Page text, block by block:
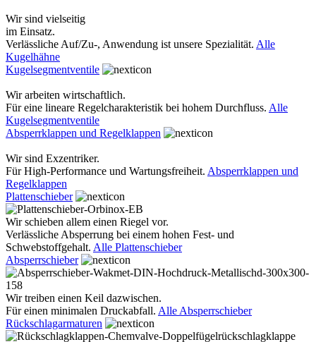
Wir sind vielseitig
im Einsatz.
Verlässliche Auf/Zu-, Anwendung ist unsere Spezialität. Alle
Kugelhähne
Kugelsegmentventile
Wir arbeiten wirtschaftlich.
Für eine lineare Regelcharakteristik bei hohem Durchfluss. Alle
Kugelsegmentventile
Absperrklappen und Regelklappen
Wir sind Exzentriker.
Für High-Performance und Wartungsfreiheit. Absperrklappen und
Regelklappen
Plattenschieber
Wir schieben allem einen Riegel vor.
Verlässliche Absperrung bei einem hohen Fest- und
Schwebstoffgehalt. Alle Plattenschieber
Absperrschieber
Wir treiben einen Keil dazwischen.
Für einen minimalen Druckabfall. Alle Absperrschieber
Rückschlagarmaturen